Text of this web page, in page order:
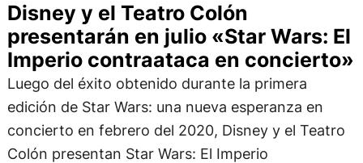
Disney y el Teatro Colón
presentarán en julio «Star Wars: El
Imperio contraataca en concierto»
Luego del éxito obtenido durante la primera
edición de Star Wars: una nueva esperanza en
concierto en febrero del 2020, Disney y el Teatro
Colón presentan Star Wars: El Imperio